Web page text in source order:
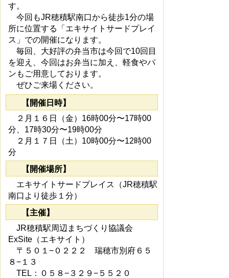
す。
今回もJR穂積駅南口から徒歩1分の場
所に位置する「エキサイトサードプレイ
ス」での開催になります。
毎回、大好評の弁当市は今回で10回目
を迎え、今回はお弁当に加え、軽食やパ
ンもご用意しております。
ぜひご来場ください。
【開催日時】
２月１６日（金）16時00分〜17時00
分、17時30分〜19時00分
２月１７日（土）10時00分〜12時00
分
【開催場所】
エキサイトサードプレイス（JR穂積駅
南口より徒歩１分）
【主催】
JR穂積駅周辺まちづくり協議会
ExSite（エキサイト）
〒５０１−０２２２ 瑞穂市別府６５
８−１３
TEL：０５８−３２９−５５２０